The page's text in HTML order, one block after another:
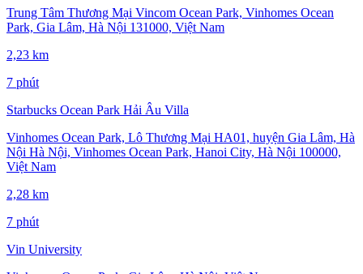
Trung Tâm Thương Mại Vincom Ocean Park, Vinhomes Ocean
Park, Gia Lâm, Hà Nội 131000, Việt Nam
2,23 km
7 phút
Starbucks Ocean Park Hải Âu Villa
Vinhomes Ocean Park, Lô Thương Mại HA01, huyện Gia Lâm, Hà
Nội Hà Nội, Vinhomes Ocean Park, Hanoi City, Hà Nội 100000,
Việt Nam
2,28 km
7 phút
Vin University